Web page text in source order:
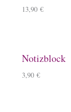
13,90 €
Notizblock
3,90 €